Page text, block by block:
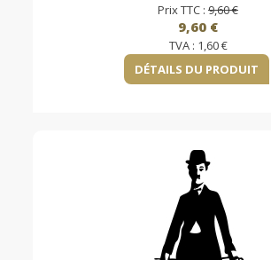
Prix TTC : 9,60 €
9,60 €
TVA : 1,60 €
DÉTAILS DU PRODUIT